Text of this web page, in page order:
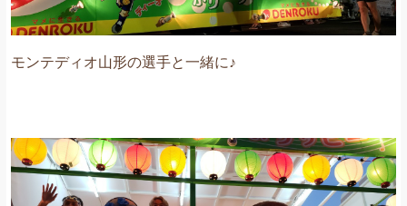
モンテディオ山形の選手と一緒に♪